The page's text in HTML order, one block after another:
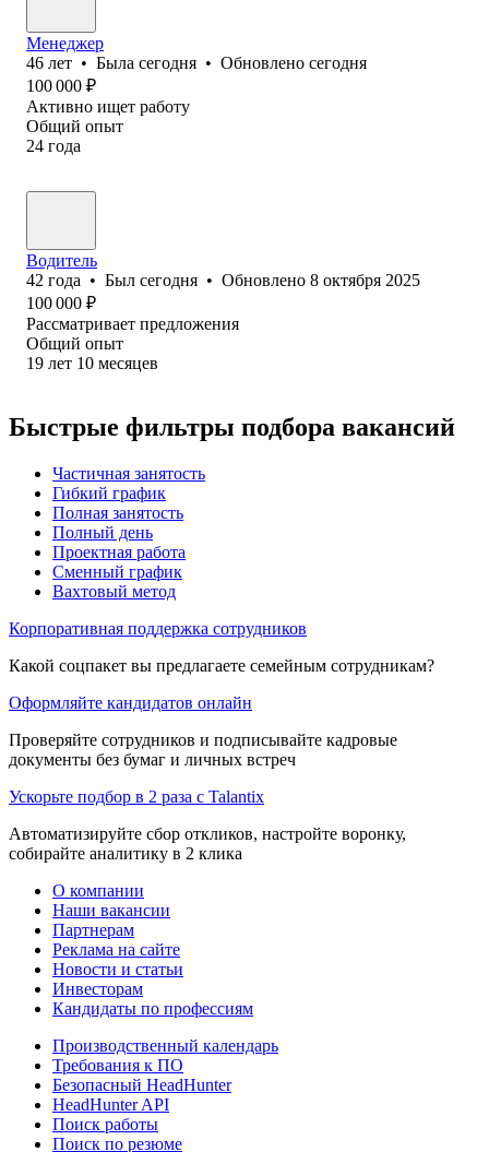
Менеджер
46 лет • Была сегодня • Обновлено сегодня
100 000 ₽
Активно ищет работу
Общий опыт
24 года
Водитель
42 года • Был сегодня • Обновлено 8 октября 2025
100 000 ₽
Рассматривает предложения
Общий опыт
19 лет 10 месяцев
Быстрые фильтры подбора вакансий
Частичная занятость
Гибкий график
Полная занятость
Полный день
Проектная работа
Сменный график
Вахтовый метод
Корпоративная поддержка сотрудников
Какой соцпакет вы предлагаете семейным сотрудникам?
Оформляйте кандидатов онлайн
Проверяйте сотрудников и подписывайте кадровые
документы без бумаг и личных встреч
Ускорьте подбор в 2 раза с Talantix
Автоматизируйте сбор откликов, настройте воронку,
собирайте аналитику в 2 клика
О компании
Наши вакансии
Партнерам
Реклама на сайте
Новости и статьи
Инвесторам
Кандидаты по профессиям
Производственный календарь
Требования к ПО
Безопасный HeadHunter
HeadHunter API
Поиск работы
Поиск по резюме